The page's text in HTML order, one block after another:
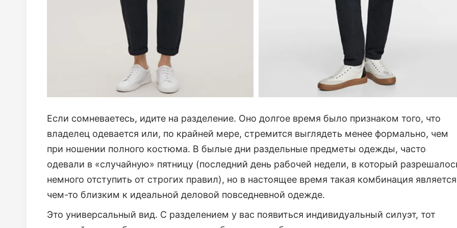
Если сомневаетесь, идите на разделение. Оно долгое время было признаком того, что
владелец одевается или, по крайней мере, стремится выглядеть менее формально, чем
при ношении полного костюма. В былые дни раздельные предметы одежды, часто
одевали в «случайную» пятницу (последний день рабочей недели, в который
немного отступить от строгих правил), но в настоящее время такая комбинация является
чем-то близким к идеальной деловой повседневной одежде.
Это универсальный вид. С разделением у вас появиться индивидуальный силуэт, тот